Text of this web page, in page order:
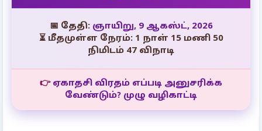
📅 தேதி: ஞாயிறு, 9 ஆகஸ்ட், 2026
⏳ மீதமுள்ள நேரம்: 1 நாள் 15 மணி 50
நிமிடம் 46 விநாடி
👉 ஏகாதசி விரதம் எப்படி அனுசரிக்க
வேண்டும்? முழு வழிகாட்டி